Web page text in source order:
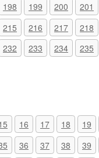
198 199 200 201
215 216 217 218
232 233 234 235
16 17 18 19
36 37 38 39